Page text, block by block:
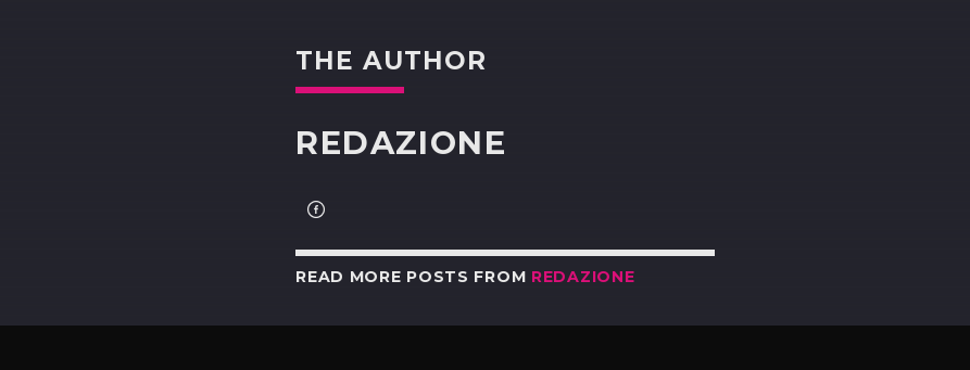
THE AUTHOR
REDAZIONE
READ MORE POSTS FROM REDAZIONE